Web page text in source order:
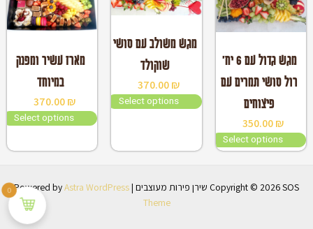
במלאי
מגש גדול עם 6 יח'
רול סושי תמרים עם
פיצוחים
350.00₪
Select options
במלאי
מגש משולב עם סושי
שוקולד
370.00₪
Select options
מארז עשיר ומפנק
במיוחד
370.00₪
Select options
Copyright © 2026 SOS שירן פירות מעוצבים | Powered by
Astra WordPress
Theme
0